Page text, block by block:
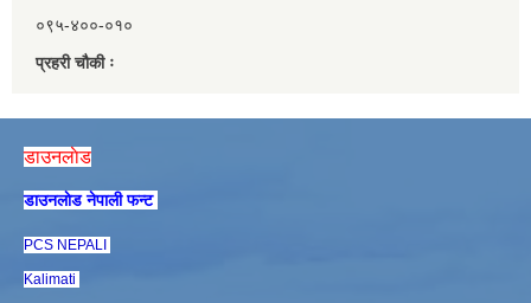
०९५-४००-०१०
प्रहरी चौकी ः
डाउनलाेड
डाउनलाेड नेपाली फन्ट
PCS NEPALI
Kalimati